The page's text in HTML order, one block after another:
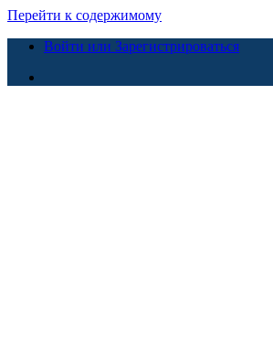
Перейти к содержимому
Войти или Зарегистрироваться